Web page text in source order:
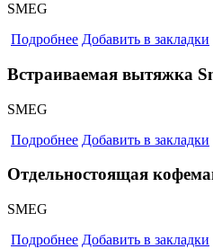
SMEG
Подробнее Добавить в закладки
Встраиваемая вытяжка
SMEG
Подробнее Добавить в закладки
Отдельностоящая
SMEG
Подробнее Добавить в закладки